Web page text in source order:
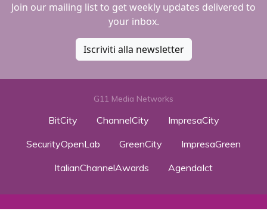
Join our mailing list to get weekly updates delivered to
your inbox.
Iscriviti alla newsletter
G11 Media Networks
BitCity ChannelCity
ImpresaCity
SecurityOpenLab
GreenCity
ImpresaGreen
ItalianChannelAwards
AgendaIct